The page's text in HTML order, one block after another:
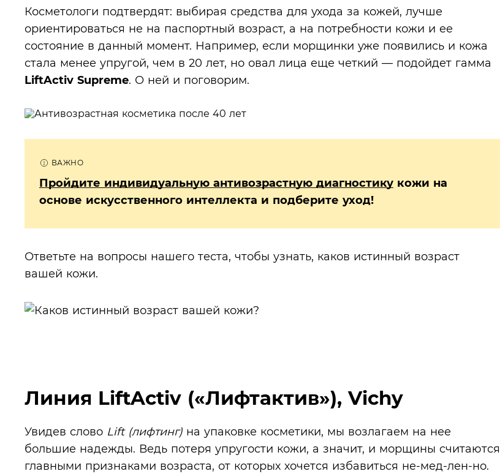
Косметологи подтвердят: выбирая средства для ухода за кожей, лучше
ориентироваться не на паспортный возраст, а на потребности кожи и ее
состояние в данный момент. Например, если морщинки уже появились и кожа
стала менее упругой, чем в 20 лет, но овал лица еще четкий — подойдет гамма
LiftActiv Supreme. О ней и поговорим.
Пройдите индивидуальную антивозрастную диагностику кожи на
основе искусственного интеллекта и подберите уход!
Ответьте на вопросы нашего теста, чтобы узнать, каков истинный возраст
вашей кожи.
Линия LiftActiv («Лифтактив»), Vichy
Увидев слово Lift (лифтинг) на упаковке косметики, мы возлагаем на нее
большие надежды. Ведь потеря упругости кожи, а значит, и морщины считаются
главными признаками возраста, от которых хочется избавиться не-мед-лен-но.